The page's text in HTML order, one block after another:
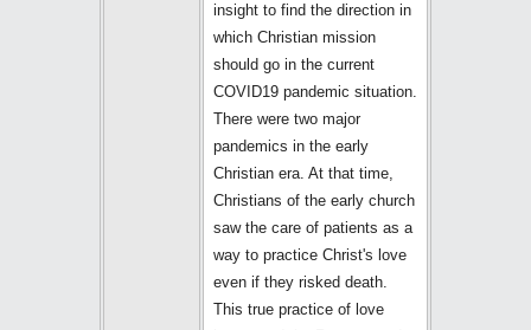
insight to find the direction in
which Christian mission
should go in the current
COVID19 pandemic situation.
There were two major
pandemics in the early
Christian era. At that time,
Christians of the early church
saw the care of patients as a
way to practice Christ's love
even if they risked death.
This true practice of love